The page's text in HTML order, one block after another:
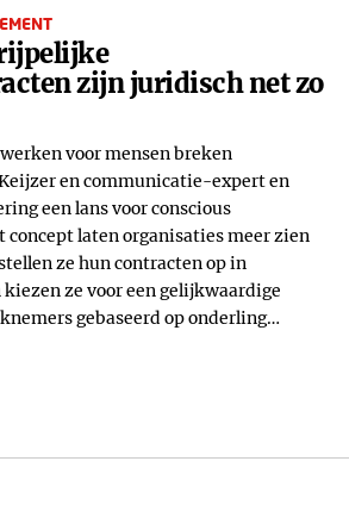
zijn juridisch net zo
voor mensen breken
en communicatie-expert en
een lans voor conscious
concept laten organisaties meer zien
ze hun contracten op in
ze voor een gelijkwaardige
gebaseerd op onderling